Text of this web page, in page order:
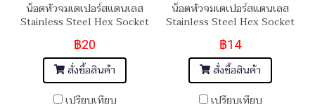
น็อตหัวจมเตเปอร์สแตนเลส
Stainless Steel Hex Socket
Taper Head Screw 5/16"
(BSW/NC)
฿20
สั่งซื้อสินค้า
เปรียบเทียบ
น็อตหัวจมเตเปอร์สแตนเลส
Stainless Steel Hex Socket
Taper Head Screw 5/16"
(BSW/NC)
฿14
สั่งซื้อสินค้า
เปรียบเทียบ